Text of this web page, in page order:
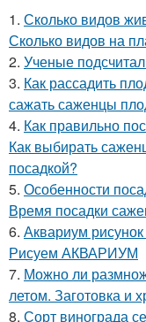
1. Сколько видов
Сколько видов на
2. Ученые
3. Как рассадить
сажать саженцы
4. Как правильно
Как выбирать
посадкой?
5. Особенности
Время посадки
6. Аквариум
Рисуем АКВАРИУМ
7. Можно ли
летом. Заготовка и
8. Сорт винограда